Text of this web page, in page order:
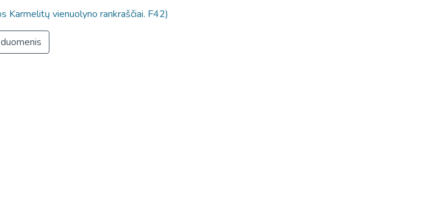
Karmelitų vienuolyno rankraščiai. F42)